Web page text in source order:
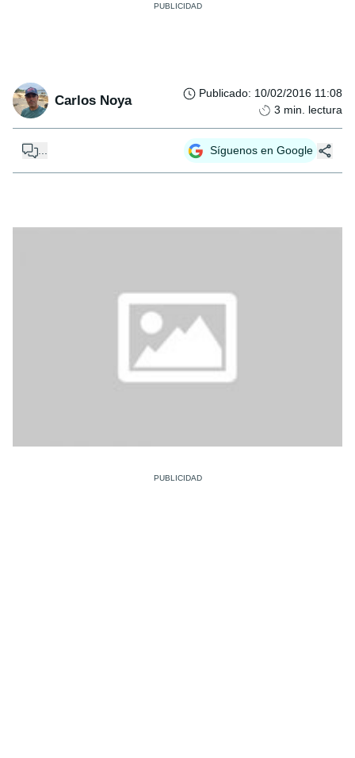
Carlos Noya Publicado: 10/02/2016 11:08
3 min. lectura
... Síguenos en Google